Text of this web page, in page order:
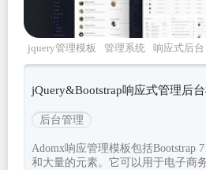
jquery管理模板 管理系统 响应式后台
bootstrap模板
jQuery&Bootstrap响应式管理后
后台管理
Adomx响应管理模板包括Bootstrap
和大量的元素。它可以用于电子商